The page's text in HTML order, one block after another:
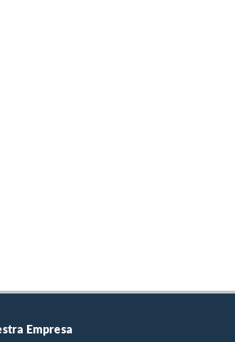
Empresa